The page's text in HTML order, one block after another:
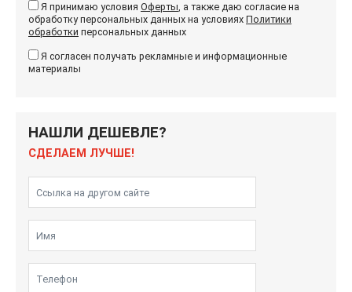
Я принимаю условия Оферты, а также даю согласие на
обработку персональных данных на условиях Политики
обработки персональных данных
Я согласен получать рекламные и информационные
материалы
НАШЛИ ДЕШЕВЛЕ?
СДЕЛАЕМ ЛУЧШЕ!